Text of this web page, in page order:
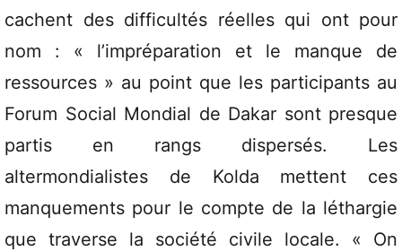
cachent des difficultés réelles qui ont pour
nom : « l’impréparation et le manque de
ressources » au point que les participants au
Forum Social Mondial de Dakar sont presque
partis en rangs dispersés. Les
altermondialistes de Kolda mettent ces
manquements pour le compte de la léthargie
que traverse la société civile locale. « On